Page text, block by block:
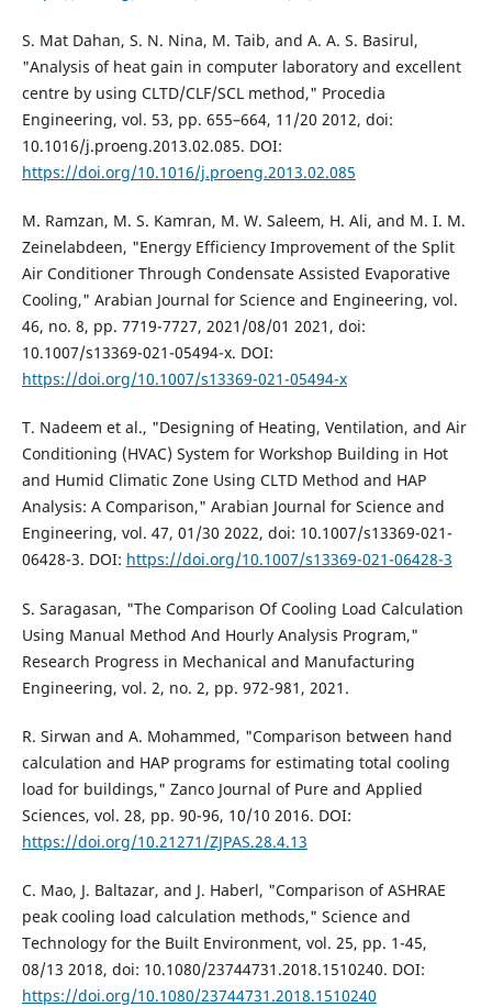
S. Mat Dahan, S. N. Nina, M. Taib, and A. A. S. Basirul,
"Analysis of heat gain in computer laboratory and excellent
centre by using CLTD/CLF/SCL method," Procedia
Engineering, vol. 53, pp. 655–664, 11/20 2012, doi:
10.1016/j.proeng.2013.02.085. DOI:
https://doi.org/10.1016/j.proeng.2013.02.085
M. Ramzan, M. S. Kamran, M. W. Saleem, H. Ali, and M. I. M.
Zeinelabdeen, "Energy Efficiency Improvement of the Split
Air Conditioner Through Condensate Assisted Evaporative
Cooling," Arabian Journal for Science and Engineering, vol.
46, no. 8, pp. 7719-7727, 2021/08/01 2021, doi:
10.1007/s13369-021-05494-x. DOI:
https://doi.org/10.1007/s13369-021-05494-x
T. Nadeem et al., "Designing of Heating, Ventilation, and Air
Conditioning (HVAC) System for Workshop Building in Hot
and Humid Climatic Zone Using CLTD Method and HAP
Analysis: A Comparison," Arabian Journal for Science and
Engineering, vol. 47, 01/30 2022, doi: 10.1007/s13369-021-
06428-3. DOI: https://doi.org/10.1007/s13369-021-06428-3
S. Saragasan, "The Comparison Of Cooling Load Calculation
Using Manual Method And Hourly Analysis Program,"
Research Progress in Mechanical and Manufacturing
Engineering, vol. 2, no. 2, pp. 972-981, 2021.
R. Sirwan and A. Mohammed, "Comparison between hand
calculation and HAP programs for estimating total cooling
load for buildings," Zanco Journal of Pure and Applied
Sciences, vol. 28, pp. 90-96, 10/10 2016. DOI:
https://doi.org/10.21271/ZJPAS.28.4.13
C. Mao, J. Baltazar, and J. Haberl, "Comparison of ASHRAE
peak cooling load calculation methods," Science and
Technology for the Built Environment, vol. 25, pp. 1-45,
08/13 2018, doi: 10.1080/23744731.2018.1510240. DOI:
https://doi.org/10.1080/23744731.2018.1510240